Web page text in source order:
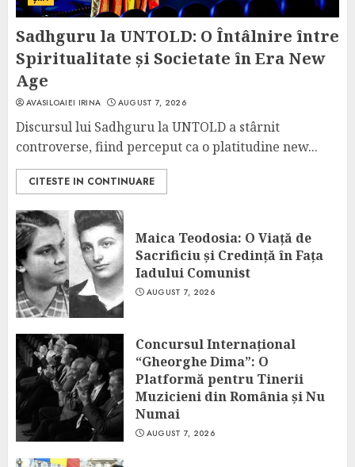
Sadhguru la UNTOLD: O Întâlnire între
Spiritualitate și Societate în Era New
Age
AVASILOAIEI IRINA AUGUST 7, 2026
Discursul lui Sadhguru la UNTOLD a stârnit
controverse, fiind perceput ca o platitudine new...
CITESTE IN CONTINUARE
Maica Teodosia: O Viață de
Sacrificiu și Credință în Fața
Iadului Comunist
AUGUST 7, 2026
Concursul Internațional
“Gheorghe Dima”: O
Platformă pentru Tinerii
Muzicieni din România și Nu
Numai
AUGUST 7, 2026